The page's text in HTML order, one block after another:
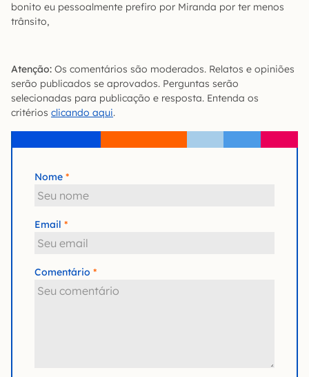
bonito eu pessoalmente prefiro por Miranda por ter menos
trânsito,
Atenção: Os comentários são moderados. Relatos e opiniões
serão publicados se aprovados. Perguntas serão
selecionadas para publicação e resposta. Entenda os
critérios clicando aqui.
Nome
Email
Comentário